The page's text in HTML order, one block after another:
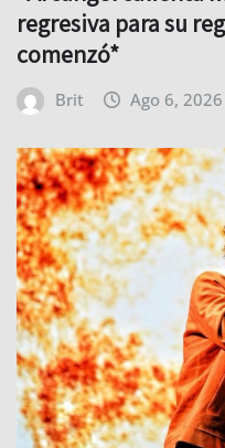
Brit Ago 6, 2026
MÚSICA